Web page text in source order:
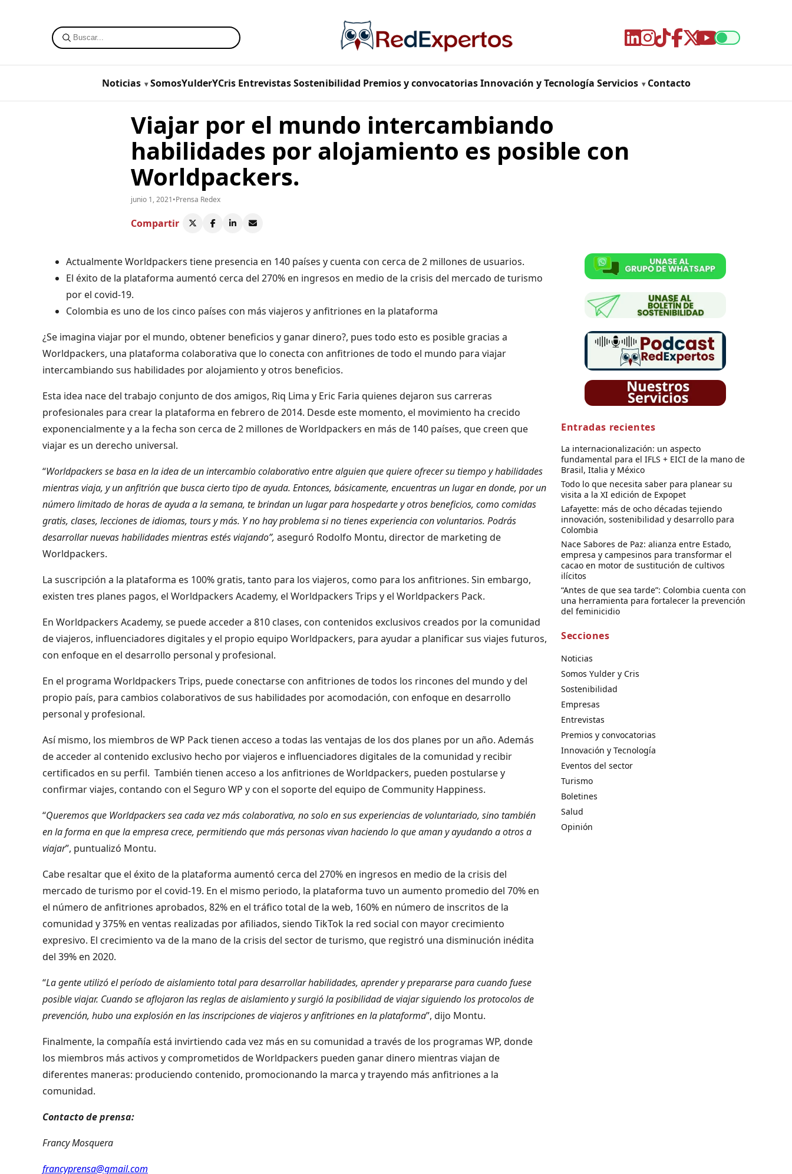
Noticias SomosYulderYCris Entrevistas Sostenibilidad Premios y convocatorias Innovación y Tecnología Servicios Contacto
Viajar por el mundo intercambiando
habilidades por alojamiento es posible con
Worldpackers.
junio 1, 2021•Prensa Redex
Compartir
Actualmente Worldpackers tiene presencia en 140 países y cuenta con cerca de 2 millones de usuarios.
El éxito de la plataforma aumentó cerca del 270% en ingresos en medio de la crisis del mercado de turismo
por el covid-19.
Colombia es uno de los cinco países con más viajeros y anfitriones en la plataforma
¿Se imagina viajar por el mundo, obtener beneficios y ganar dinero?, pues todo esto es posible gracias a
Worldpackers, una plataforma colaborativa que lo conecta con anfitriones de todo el mundo para viajar
intercambiando sus habilidades por alojamiento y otros beneficios.
Esta idea nace del trabajo conjunto de dos amigos, Riq Lima y Eric Faria quienes dejaron sus carreras
profesionales para crear la plataforma en febrero de 2014. Desde este momento, el movimiento ha crecido
exponencialmente y a la fecha son cerca de 2 millones de Worldpackers en más de 140 países, que creen que
viajar es un derecho universal.
“Worldpackers se basa en la idea de un intercambio colaborativo entre alguien que quiere ofrecer su tiempo y habilidades
mientras viaja, y un anfitrión que busca cierto tipo de ayuda. Entonces, básicamente, encuentras un lugar en donde, por un
número limitado de horas de ayuda a la semana, te brindan un lugar para hospedarte y otros beneficios, como comidas
gratis, clases, lecciones de idiomas, tours y más. Y no hay problema si no tienes experiencia con voluntarios. Podrás
desarrollar nuevas habilidades mientras estés viajando”, aseguró Rodolfo Montu, director de marketing de
Worldpackers.
La suscripción a la plataforma es 100% gratis, tanto para los viajeros, como para los anfitriones. Sin embargo,
existen tres planes pagos, el Worldpackers Academy, el Worldpackers Trips y el Worldpackers Pack.
En Worldpackers Academy, se puede acceder a 810 clases, con contenidos exclusivos creados por la comunidad
de viajeros, influenciadores digitales y el propio equipo Worldpackers, para ayudar a planificar sus viajes futuros,
con enfoque en el desarrollo personal y profesional.
En el programa Worldpackers Trips, puede conectarse con anfitriones de todos los rincones del mundo y del
propio país, para cambios colaborativos de sus habilidades por acomodación, con enfoque en desarrollo
personal y profesional.
Así mismo, los miembros de WP Pack tienen acceso a todas las ventajas de los dos planes por un año. Además
de acceder al contenido exclusivo hecho por viajeros e influenciadores digitales de la comunidad y recibir
certificados en su perfil. También tienen acceso a los anfitriones de Worldpackers, pueden postularse y
confirmar viajes, contando con el Seguro WP y con el soporte del equipo de Community Happiness.
“Queremos que Worldpackers sea cada vez más colaborativa, no solo en sus experiencias de voluntariado, sino también
en la forma en que la empresa crece, permitiendo que más personas vivan haciendo lo que aman y ayudando a otros a
viajar”, puntualizó Montu.
Cabe resaltar que el éxito de la plataforma aumentó cerca del 270% en ingresos en medio de la crisis del
mercado de turismo por el covid-19. En el mismo periodo, la plataforma tuvo un aumento promedio del 70% en
el número de anfitriones aprobados, 82% en el tráfico total de la web, 160% en número de inscritos de la
comunidad y 375% en ventas realizadas por afiliados, siendo TikTok la red social con mayor crecimiento
expresivo. El crecimiento va de la mano de la crisis del sector de turismo, que registró una disminución inédita
del 39% en 2020.
“La gente utilizó el período de aislamiento total para desarrollar habilidades, aprender y prepararse para cuando fuese
posible viajar. Cuando se aflojaron las reglas de aislamiento y surgió la posibilidad de viajar siguiendo los protocolos de
prevención, hubo una explosión en las inscripciones de viajeros y anfitriones en la plataforma”, dijo Montu.
Finalmente, la compañía está invirtiendo cada vez más en su comunidad a través de los programas WP, donde
los miembros más activos y comprometidos de Worldpackers pueden ganar dinero mientras viajan de
diferentes maneras: produciendo contenido, promocionando la marca y trayendo más anfitriones a la
comunidad.
Contacto de prensa:
Francy Mosquera
francyprensa@gmail.com
Entradas recientes
La internacionalización: un aspecto
fundamental para el IFLS + EICI de la mano de
Brasil, Italia y México
Todo lo que necesita saber para planear su
visita a la XI edición de Expopet
Lafayette: más de ocho décadas tejiendo
innovación, sostenibilidad y desarrollo para
Colombia
Nace Sabores de Paz: alianza entre Estado,
empresa y campesinos para transformar el
cacao en motor de sustitución de cultivos
ilícitos
“Antes de que sea tarde”: Colombia cuenta con
una herramienta para fortalecer la prevención
del feminicidio
Secciones
Noticias
Somos Yulder y Cris
Sostenibilidad
Empresas
Entrevistas
Premios y convocatorias
Innovación y Tecnología
Eventos del sector
Turismo
Boletines
Salud
Opinión